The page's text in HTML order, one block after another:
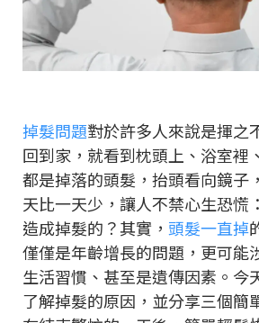
掉髮問題對於許多人來說是揮之
回到家，就看到枕頭上、浴室裡
都是掉落的頭髮，抬頭看向鏡子
天比一天少，讓人不禁心生恐慌
造成掉髮的？其實， 頭髮一直掉
僅僅是年齡增長的問題，更可能
生活習慣、甚至是遺傳因素。今
了解掉髮的原因，並分享三個簡